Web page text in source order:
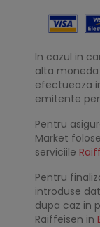
In cazul in
alta moneda
efectueaza
emitente
Pentru
Market
serviciile
Pentru
introduse
dupa caz in
Raiffeisen in